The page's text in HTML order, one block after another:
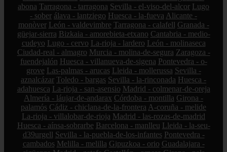
abona Tarragona - tarragona Sevilla - el-viso-del-alcor Lugo
- sober álava - lantziego Huesca - la-fueva Alicante -
monòver León - valdevimbre Tarragona - calafell Granada -
güejar-sierra Bizkaia - amorebieta-etxano Cantabria - medio-
cudeyo Lugo - cervo La-rioja - lardero León - molinaseca
Ciudad-real - almagro Murcia - molina-de-segura Zaragoza -
fuendejalón Huesca - villanueva-de-sigena Pontevedra - o-
grove Las-palmas - arucas Lleida - mollerussa Sevilla -
aznalcázar Toledo - bargas Sevilla - la-rinconada Huesca -
adahuesca La-rioja - san-asensio Madrid - colmenar-de-oreja
Almería - láujar-de-andarax Córdoba - montilla Girona -
palamós Cádiz - chiclana-de-la-frontera A-coruña - melide
La-rioja - villalobar-de-rioja Madrid - las-rozas-de-madrid
Huesca - aínsa-sobrarbe Barcelona - manlleu Lleida - la-seu-
d39urgell Sevilla - la-puebla-de-los-infantes Pontevedra -
cambados Melilla - melilla Gipuzkoa - orio Guadalajara -